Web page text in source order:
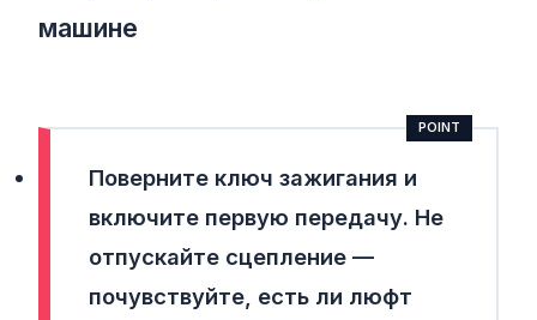
машине
Поверните ключ зажигания и
включите первую передачу. Не
отпускайте сцепление —
почувствуйте, есть ли люфт